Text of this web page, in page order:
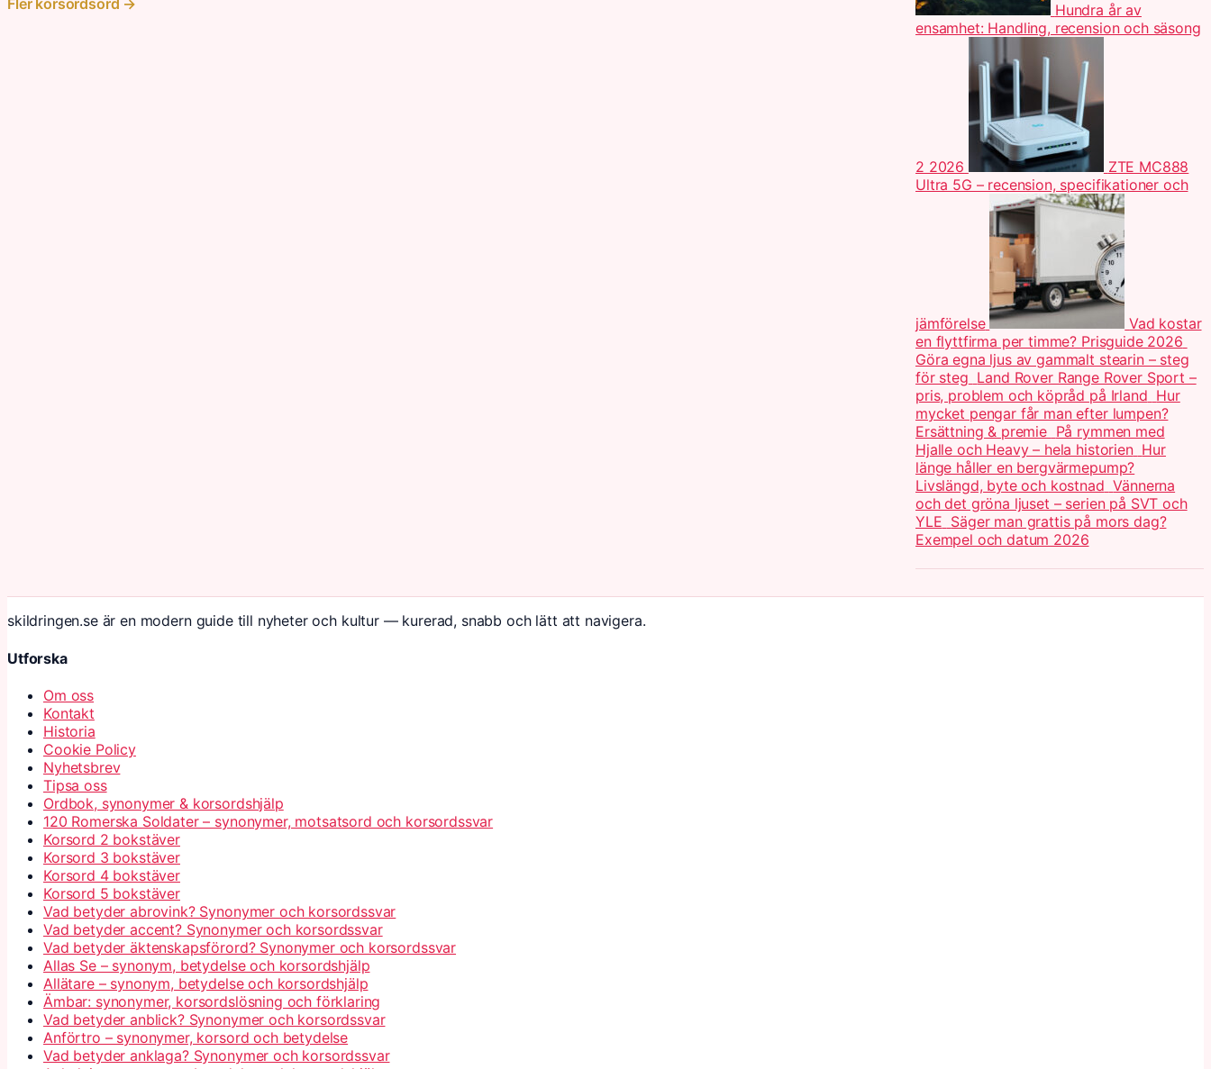
Fler korsordsord →
Hundra år av
ensamhet: Handling, recension och säsong
2 2026
ZTE MC888
Ultra 5G – recension, specifikationer och
jämförelse
Vad kostar
en flyttfirma per timme? Prisguide 2026
Göra egna ljus av gammalt stearin – steg
för steg Land Rover Range Rover Sport –
pris, problem och köpråd på Irland Hur
mycket pengar får man efter lumpen?
Ersättning & premie På rymmen med
Hjalle och Heavy – hela historien Hur
länge håller en bergvärmepump?
Livslängd, byte och kostnad Vännerna
och det gröna ljuset – serien på SVT och
YLE Säger man grattis på mors dag?
Exempel och datum 2026
skildringen.se är en modern guide till nyheter och kultur — kurerad, snabb och lätt att navigera.
Utforska
Om oss
Kontakt
Historia
Cookie Policy
Nyhetsbrev
Tipsa oss
Ordbok, synonymer & korsordshjälp
120 Romerska Soldater – synonymer, motsatsord och korsordssvar
Korsord 2 bokstäver
Korsord 3 bokstäver
Korsord 4 bokstäver
Korsord 5 bokstäver
Vad betyder abrovink? Synonymer och korsordssvar
Vad betyder accent? Synonymer och korsordssvar
Vad betyder äktenskapsförord? Synonymer och korsordssvar
Allas Se – synonym, betydelse och korsordshjälp
Allätare – synonym, betydelse och korsordshjälp
Ämbar: synonymer, korsordslösning och förklaring
Vad betyder anblick? Synonymer och korsordssvar
Anförtro – synonymer, korsord och betydelse
Vad betyder anklaga? Synonymer och korsordssvar